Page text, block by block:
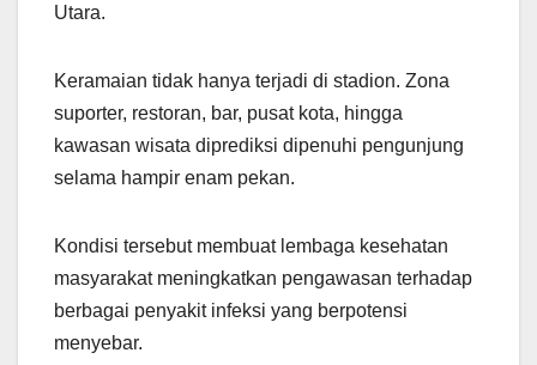
Utara.
Keramaian tidak hanya terjadi di stadion. Zona
suporter, restoran, bar, pusat kota, hingga
kawasan wisata diprediksi dipenuhi pengunjung
selama hampir enam pekan.
Kondisi tersebut membuat lembaga kesehatan
masyarakat meningkatkan pengawasan terhadap
berbagai penyakit infeksi yang berpotensi
menyebar.